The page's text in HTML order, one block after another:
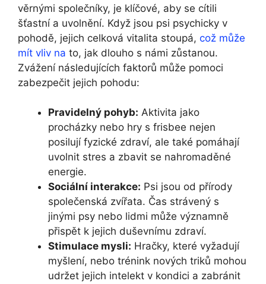
věrnými společníky, je klíčové, aby se cítili
šťastní a uvolnění. Když jsou psi psychicky v
pohodě, jejich celková vitalita stoupá, což může
mít vliv na to, jak dlouho s námi zůstanou.
Zvážení následujících faktorů může pomoci
zabezpečit jejich pohodu:
Pravidelný pohyb: Aktivita jako
procházky nebo hry s frisbee nejen
posilují fyzické zdraví, ale také pomáhají
uvolnit stres a zbavit se nahromaděné
energie.
Sociální interakce: Psi jsou od přírody
společenská zvířata. Čas strávený s
jinými psy nebo lidmi může významně
přispět k jejich duševnímu zdraví.
Stimulace mysli: Hračky, které vyžadují
myšlení, nebo trénink nových triků mohou
udržet jejich intelekt v kondici a zabránit